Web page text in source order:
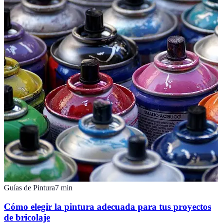
Guías de Pintura7 min
Cómo elegir la pintura adecuada para tus proyectos
de bricolaje